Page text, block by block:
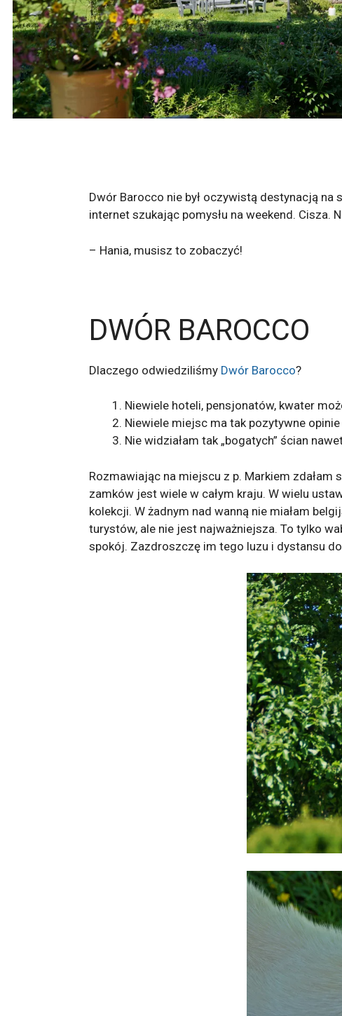
Dwór Barocco nie był oczywistą destynacją na
internet szukając pomysłu na weekend. Cisza.
– Hania, musisz to zobaczyć!
DWÓR BAROCCO
Dlaczego odwiedziliśmy Dwór Barocco?
Niewiele hoteli, pensjonatów, kwater
Niewiele miejsc ma tak pozytywne
Nie widziałam tak „bogatych” ścian
Rozmawiając na miejscu z p. Markiem zdałam
zamków jest wiele w całym kraju. W wielu
kolekcji. W żadnym nad wanną nie miałam
turystów, ale nie jest najważniejsza. To tylko
spokój. Zazdroszczę im tego luzu i dystansu